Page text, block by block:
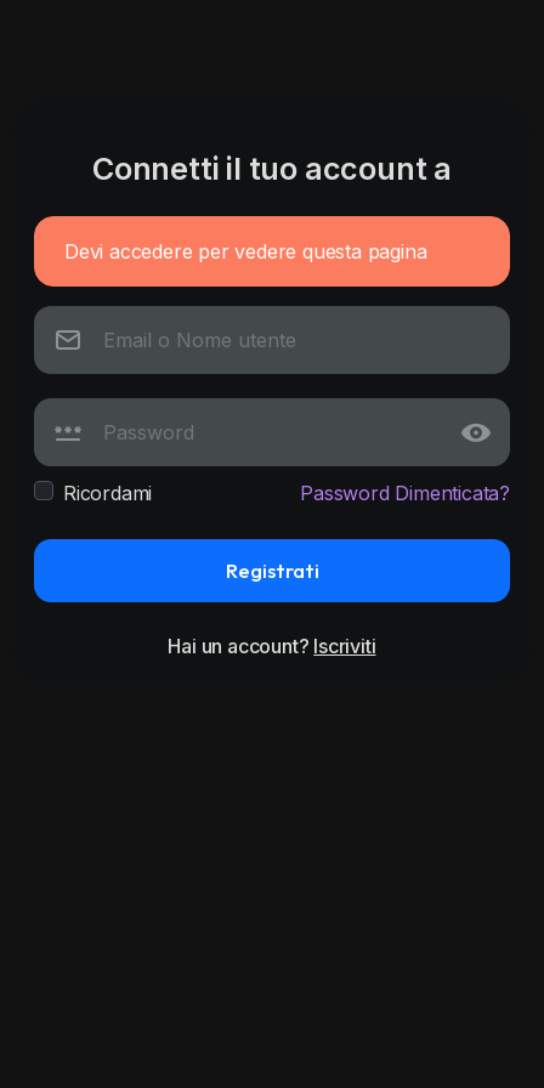
Connetti il tuo account a
Devi accedere per vedere questa pagina
Ricordami Password Dimenticata?
Registrati
Hai un account? Iscriviti